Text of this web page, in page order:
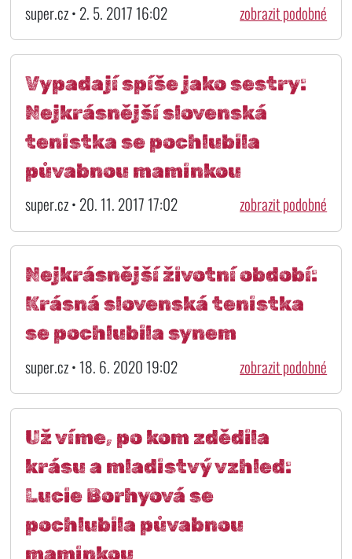
super.cz • 2. 5. 2017 16:02 zobrazit podobné
Vypadají spíše jako sestry:
Nejkrásnější slovenská
tenistka se pochlubila
půvabnou maminkou
super.cz • 20. 11. 2017 17:02 zobrazit podobné
Nejkrásnější životní období:
Krásná slovenská tenistka
se pochlubila synem
super.cz • 18. 6. 2020 19:02 zobrazit podobné
Už víme, po kom zdědila
krásu a mladistvý vzhled:
Lucie Borhyová se
pochlubila půvabnou
maminkou